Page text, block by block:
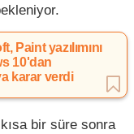
Paint yazılımını
10'dan
karar verdi
bir süre sonra